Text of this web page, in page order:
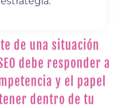
de una situación
debe responder a
y el papel
dentro de tu